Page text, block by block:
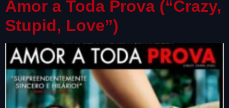
Amor a Toda Prova (“Crazy,
Stupid, Love”)